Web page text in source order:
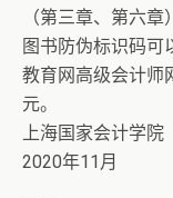
（第三章、第六
图书防伪标识码可
教育网高级会计师
元。
上海国家会计学院
2020年11月